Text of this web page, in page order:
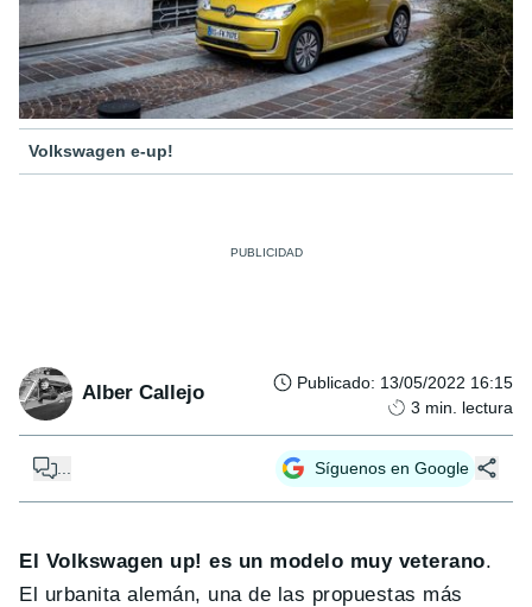
Volkswagen e-up!
Alber Callejo Publicado: 13/05/2022 16:15
3 min. lectura
Síguenos en Google
El Volkswagen up! es un modelo muy veterano.
El urbanita alemán, una de las propuestas más